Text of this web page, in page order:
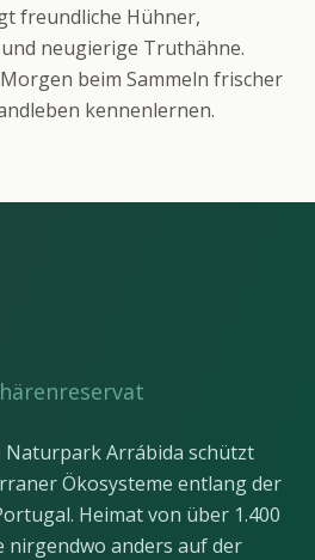
freundliche Hühner,
neugierige Truthähne.
beim Sammeln frischer
kennenlernen.
Naturpark Arrábida schützt
Ökosysteme entlang der
Heimat von über 1.400
anders auf der